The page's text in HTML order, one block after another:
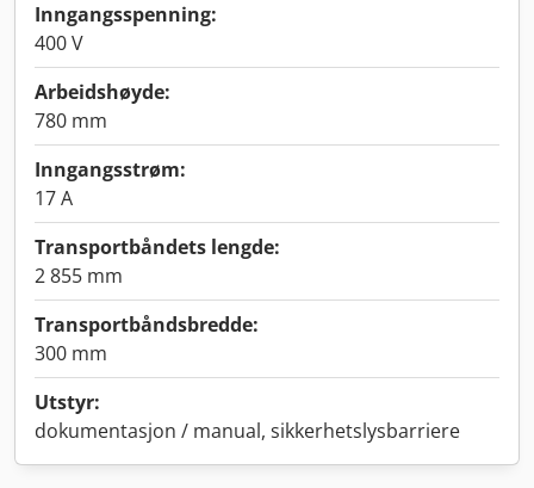
Inngangsspenning:
400 V
Arbeidshøyde:
780 mm
Inngangsstrøm:
17 A
Transportbåndets lengde:
2 855 mm
Transportbåndsbredde:
300 mm
Utstyr:
dokumentasjon / manual, sikkerhetslysbarriere